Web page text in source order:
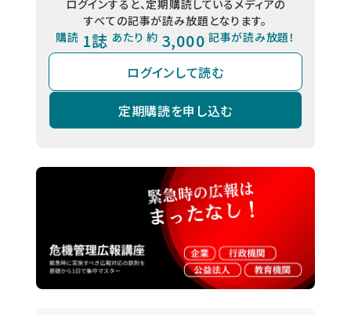
ログインすると、定期購読しているメディアの
すべての記事が読み放題となります。
購読 1誌 あたり 約 3,000 記事が読み放題！
ログインして読む
定期購読を申し込む